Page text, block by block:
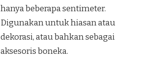
hanya beberapa sentimeter.
Digunakan untuk hiasan atau
dekorasi, atau bahkan sebagai
aksesoris boneka.